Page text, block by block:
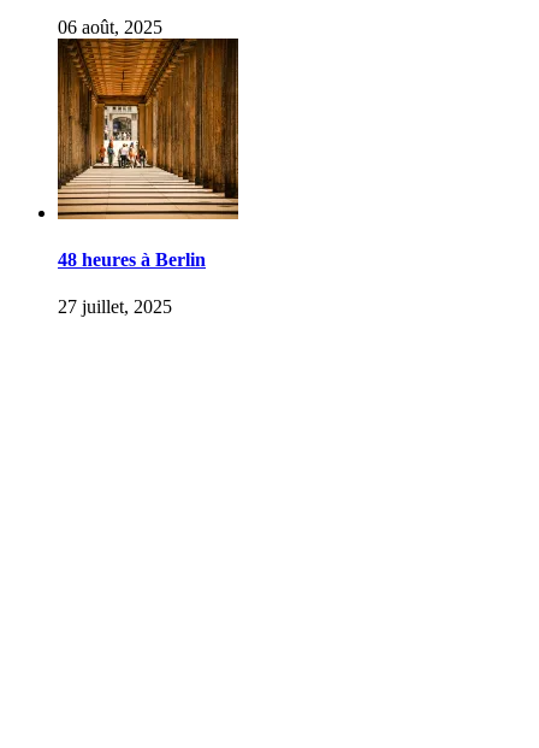
06 août, 2025
48 heures à Berlin
27 juillet, 2025